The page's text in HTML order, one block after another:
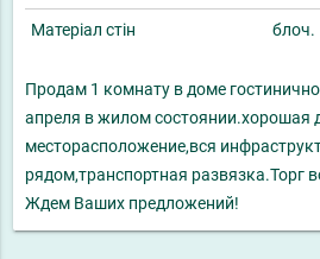
Матеріал стін блоч.
Продам 1 комнату в доме
апреля в жилом
месторасположение,вся
рядом,транспортная развязка.Торг
Ждем Ваших предложений!